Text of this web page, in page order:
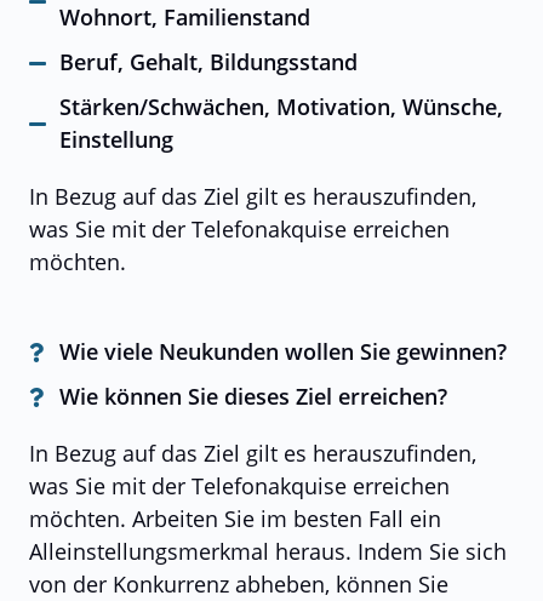
Wohnort, Familienstand
Beruf, Gehalt, Bildungsstand
Stärken/Schwächen, Motivation, Wünsche,
Einstellung
In Bezug auf das Ziel gilt es herauszufinden,
was Sie mit der Telefonakquise erreichen
möchten.
Wie viele Neukunden wollen Sie gewinnen?
Wie können Sie dieses Ziel erreichen?
In Bezug auf das Ziel gilt es herauszufinden,
was Sie mit der Telefonakquise erreichen
möchten. Arbeiten Sie im besten Fall ein
Alleinstellungsmerkmal heraus. Indem Sie sich
von der Konkurrenz abheben, können Sie